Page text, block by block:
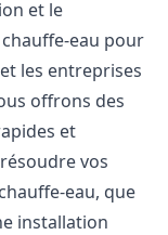
et le
eau pour
les entreprises
offrons des
et
vos
eau, que
installation